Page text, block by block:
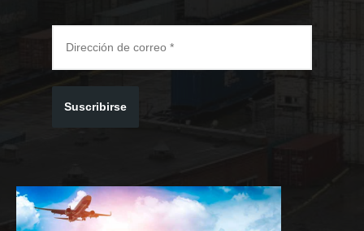
Suscribirse